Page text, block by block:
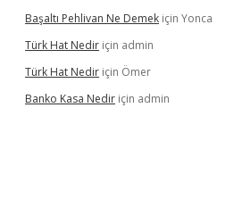
Başaltı Pehlivan Ne Demek için Yonca
Türk Hat Nedir için admin
Türk Hat Nedir için Ömer
Banko Kasa Nedir için admin